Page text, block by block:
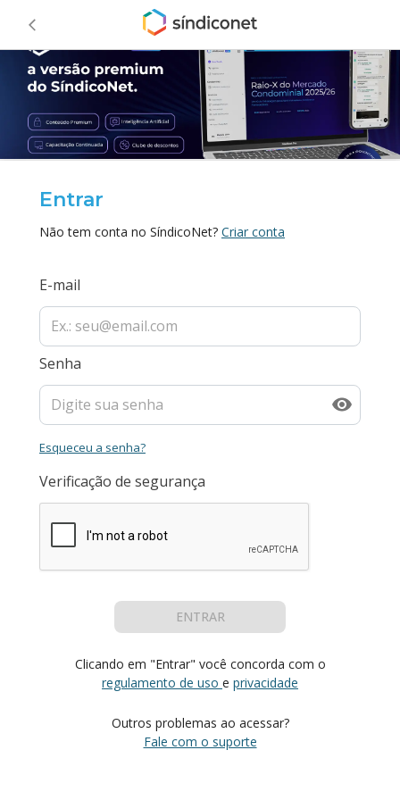
Entrar
Não tem conta no SíndicoNet? Criar conta
E-mail
Senha
Esqueceu a senha?
Verificação de segurança
ENTRAR
Clicando em "Entrar" você concorda com o
regulamento de uso e privacidade
Outros problemas ao acessar?
Fale com o suporte